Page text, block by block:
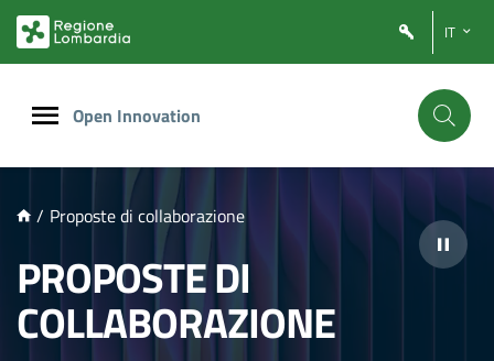
PRINCIPALE
IT
Open Innovation
/ Proposte di collaborazione
PROPOSTE DI
COLLABORAZIONE